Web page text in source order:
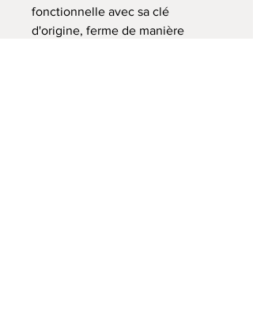
fonctionnelle avec sa clé
d'origine, ferme de manière